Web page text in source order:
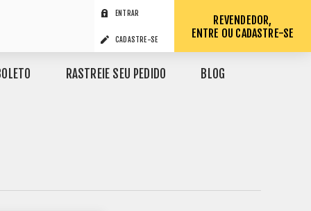
ENTRAR
CADASTRE-SE
REVENDEDOR,
ENTRE OU CADASTRE-SE
RASTREIE SEU PEDIDO BLOG